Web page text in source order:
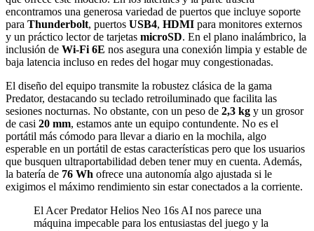
encontramos una generosa variedad de puertos que incluye soporte
para Thunderbolt, puertos USB4, HDMI para monitores externos
y un práctico lector de tarjetas microSD. En el plano inalámbrico, la
inclusión de Wi-Fi 6E nos asegura una conexión limpia y estable de
baja latencia incluso en redes del hogar muy congestionadas.
El diseño del equipo transmite la robustez clásica de la gama
Predator, destacando su teclado retroiluminado que facilita las
sesiones nocturnas. No obstante, con un peso de 2,3 kg y un grosor
de casi 20 mm, estamos ante un equipo contundente. No es el
portátil más cómodo para llevar a diario en la mochila, algo
esperable en un portátil de estas características pero que los usuarios
que busquen ultraportabilidad deben tener muy en cuenta. Además,
la batería de 76 Wh ofrece una autonomía algo ajustada si le
exigimos el máximo rendimiento sin estar conectados a la corriente.
El Acer Predator Helios Neo 16s AI nos parece una
máquina impecable para los entusiastas del juego y la